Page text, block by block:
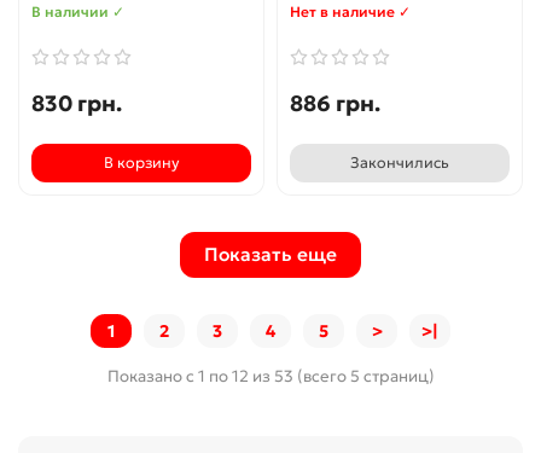
В наличии ✓
830 грн.
В корзину
Нет в наличие ✓
886 грн.
Закончились
Показать еще
1 2 3 4 5 > >|
Показано с 1 по 12 из 53 (всего 5 страниц)